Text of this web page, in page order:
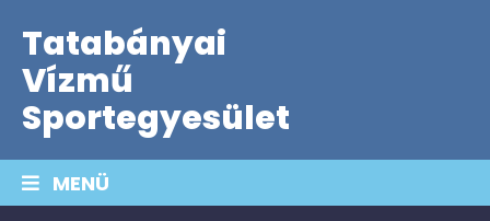
Tatabányai
Vízmű
Sportegyesület
MENÜ